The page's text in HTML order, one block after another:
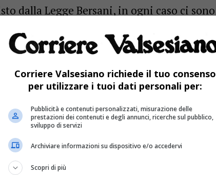
dalla Legge Bersani, in ogni caso ci sono
riguarda la scuola è costante l’opera
e lo spaccio di sostanze stupefacenti.
la denuncia di maltrattamenti contro i
Raccomandato ha invitato a ponderare
se si tratti effettivamente di
da denunciare ai Carabinieri.
ha suscitato molto interesse, che
in qualsiasi maniera, perché è stata
Corriere Valsesiano richiede il tuo consenso
per utilizzare i tuoi dati personali per:
Pubblicità e contenuti personalizzati, misurazione delle
prestazioni dei contenuti e degli annunci, ricerche sul pubblico,
sviluppo di servizi
Archiviare informazioni su dispositivo e/o accedervi
Scopri di più